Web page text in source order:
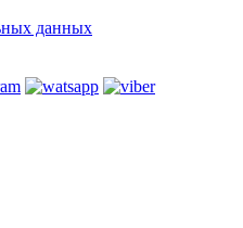
данных